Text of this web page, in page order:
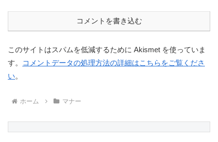
コメントを書き込む
このサイトはスパムを低減するために Akismet を使っていま
す。
コメントデータの処理方法の詳細はこちらをご覧くださ
い。
ホーム マナー